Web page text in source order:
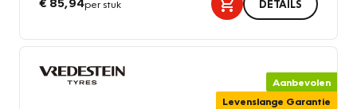
per stuk DETAILS
Aanbevolen
Levenslange Garantie